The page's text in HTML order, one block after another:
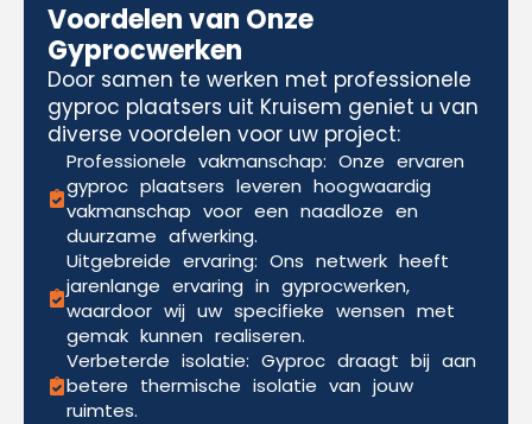
Voordelen van Onze
Gyprocwerken
Door samen te werken met professionele
gyproc plaatsers uit Kruisem geniet u van
diverse voordelen voor uw project:
Professionele vakmanschap: Onze ervaren
gyproc plaatsers leveren hoogwaardig
vakmanschap voor een naadloze en
duurzame afwerking.
Uitgebreide ervaring: Ons netwerk heeft
jarenlange ervaring in gyprocwerken,
waardoor wij uw specifieke wensen met
gemak kunnen realiseren.
Verbeterde isolatie: Gyproc draagt bij aan
betere thermische isolatie van jouw
ruimtes.